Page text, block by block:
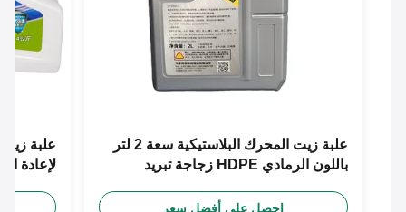
علبة زيت المحرك البلاستيكية سعة 2 لتر
باللون الرمادي HDPE زجاجة تبريد
احصل على أفضل سعر
علبة زيت